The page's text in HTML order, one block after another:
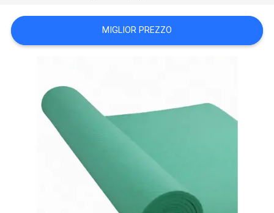
RICHIEDA
UNA
MAPPA
MIGLIOR PREZZO